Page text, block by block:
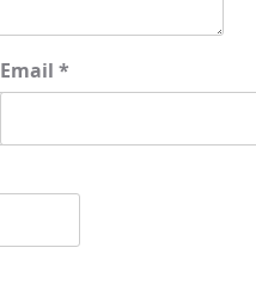
Email *